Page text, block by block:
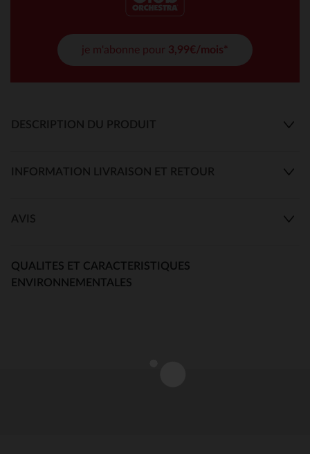
je m'abonne pour 3,99€/mois*
DESCRIPTION DU PRODUIT
INFORMATION LIVRAISON ET RETOUR
AVIS
QUALITES ET CARACTERISTIQUES
ENVIRONNEMENTALES